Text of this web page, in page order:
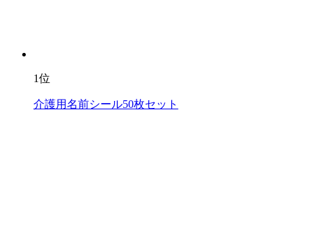
1位
介護用名前シール50枚セット